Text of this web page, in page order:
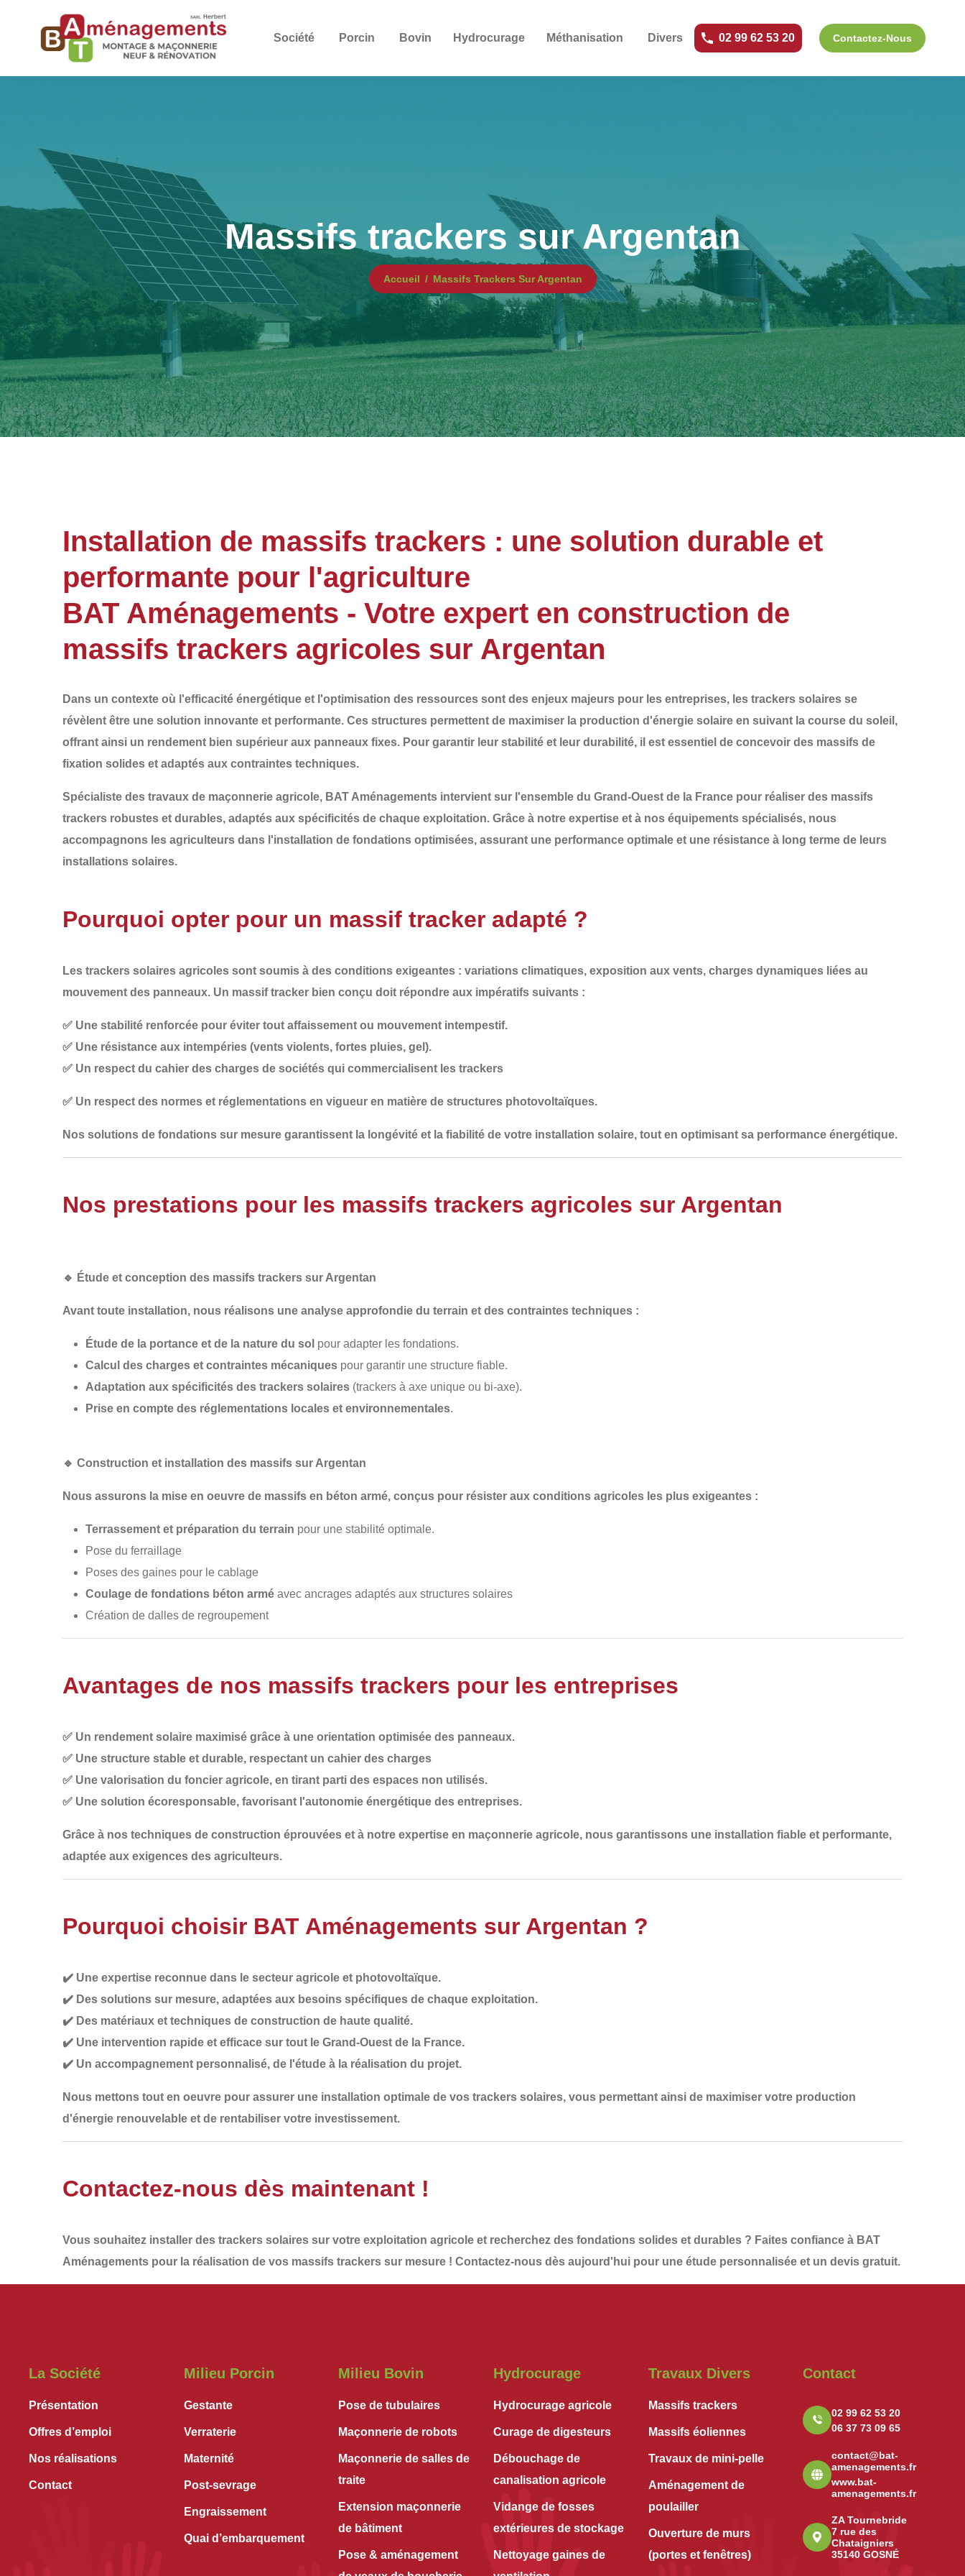
Société Porcin Bovin Hydrocurage Méthanisation Divers 02 99 62 53 20 Contactez-Nous
Massifs trackers sur Argentan
Accueil Massifs Trackers Sur Argentan
Installation de massifs trackers : une solution durable et
performante pour l'agriculture
BAT Aménagements - Votre expert en construction de
massifs trackers agricoles sur Argentan
Dans un contexte où l'efficacité énergétique et l'optimisation des ressources sont des enjeux majeurs pour les entreprises, les trackers solaires se
révèlent être une solution innovante et performante. Ces structures permettent de maximiser la production d'énergie solaire en suivant la course du soleil,
offrant ainsi un rendement bien supérieur aux panneaux fixes. Pour garantir leur stabilité et leur durabilité, il est essentiel de concevoir des massifs de
fixation solides et adaptés aux contraintes techniques.
Spécialiste des travaux de maçonnerie agricole, BAT Aménagements intervient sur l'ensemble du Grand-Ouest de la France pour réaliser des massifs
trackers robustes et durables, adaptés aux spécificités de chaque exploitation. Grâce à notre expertise et à nos équipements spécialisés, nous
accompagnons les agriculteurs dans l'installation de fondations optimisées, assurant une performance optimale et une résistance à long terme de leurs
installations solaires.
Pourquoi opter pour un massif tracker adapté ?
Les trackers solaires agricoles sont soumis à des conditions exigeantes : variations climatiques, exposition aux vents, charges dynamiques liées au
mouvement des panneaux. Un massif tracker bien conçu doit répondre aux impératifs suivants :
✅ Une stabilité renforcée pour éviter tout affaissement ou mouvement intempestif.
✅ Une résistance aux intempéries (vents violents, fortes pluies, gel).
✅ Un respect du cahier des charges de sociétés qui commercialisent les trackers
✅ Un respect des normes et réglementations en vigueur en matière de structures photovoltaïques.
Nos solutions de fondations sur mesure garantissent la longévité et la fiabilité de votre installation solaire, tout en optimisant sa performance énergétique.
Nos prestations pour les massifs trackers agricoles sur Argentan
🔹 Étude et conception des massifs trackers sur Argentan
Avant toute installation, nous réalisons une analyse approfondie du terrain et des contraintes techniques :
Étude de la portance et de la nature du sol pour adapter les fondations.
Calcul des charges et contraintes mécaniques pour garantir une structure fiable.
Adaptation aux spécificités des trackers solaires (trackers à axe unique ou bi-axe).
Prise en compte des réglementations locales et environnementales.
🔹 Construction et installation des massifs sur Argentan
Nous assurons la mise en oeuvre de massifs en béton armé, conçus pour résister aux conditions agricoles les plus exigeantes :
Terrassement et préparation du terrain pour une stabilité optimale.
Pose du ferraillage
Poses des gaines pour le cablage
Coulage de fondations béton armé avec ancrages adaptés aux structures solaires
Création de dalles de regroupement
Avantages de nos massifs trackers pour les entreprises
✅ Un rendement solaire maximisé grâce à une orientation optimisée des panneaux.
✅ Une structure stable et durable, respectant un cahier des charges
✅ Une valorisation du foncier agricole, en tirant parti des espaces non utilisés.
✅ Une solution écoresponsable, favorisant l'autonomie énergétique des entreprises.
Grâce à nos techniques de construction éprouvées et à notre expertise en maçonnerie agricole, nous garantissons une installation fiable et performante,
adaptée aux exigences des agriculteurs.
Pourquoi choisir BAT Aménagements sur Argentan ?
✔️ Une expertise reconnue dans le secteur agricole et photovoltaïque.
✔️ Des solutions sur mesure, adaptées aux besoins spécifiques de chaque exploitation.
✔️ Des matériaux et techniques de construction de haute qualité.
✔️ Une intervention rapide et efficace sur tout le Grand-Ouest de la France.
✔️ Un accompagnement personnalisé, de l'étude à la réalisation du projet.
Nous mettons tout en oeuvre pour assurer une installation optimale de vos trackers solaires, vous permettant ainsi de maximiser votre production
d'énergie renouvelable et de rentabiliser votre investissement.
Contactez-nous dès maintenant !
Vous souhaitez installer des trackers solaires sur votre exploitation agricole et recherchez des fondations solides et durables ? Faites confiance à BAT
Aménagements pour la réalisation de vos massifs trackers sur mesure ! Contactez-nous dès aujourd'hui pour une étude personnalisée et un devis gratuit.
La Société
Présentation
Offres d’emploi
Nos réalisations
Contact
Milieu Porcin
Gestante
Verraterie
Maternité
Post-sevrage
Engraissement
Quai d’embarquement
Milieu Bovin
Pose de tubulaires
Maçonnerie de robots
Maçonnerie de salles de
traite
Extension maçonnerie
de bâtiment
Pose & aménagement
Hydrocurage
Hydrocurage agricole
Curage de digesteurs
Débouchage de
canalisation agricole
Vidange de fosses
extérieures de stockage
Nettoyage gaines de
Travaux Divers
Massifs trackers
Massifs éoliennes
Travaux de mini-pelle
Aménagement de
poulailler
Ouverture de murs
(portes et fenêtres)
Contact
02 99 62 53 20
06 37 73 09 65
contact@bat-
amenagements.fr
www.bat-
amenagements.fr
ZA Tournebride
7 rue des
Chataigniers
35140 GOSNÉ